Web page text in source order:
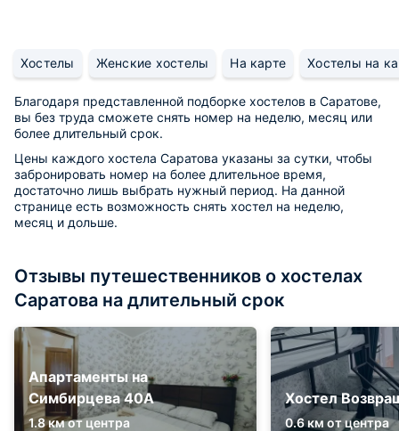
Хостелы Женские хостелы На карте Хостелы на
Благодаря представленной подборке хостелов в Саратове,
вы без труда сможете снять номер на неделю, месяц или
более длительный срок.
Цены каждого хостела Саратова указаны за сутки, чтобы
забронировать номер на более длительное время,
достаточно лишь выбрать нужный период. На данной
странице есть возможность снять хостел на неделю,
месяц и дольше.
Отзывы путешественников о хостелах
Саратова на длительный срок
Апартаменты на
Симбирцева 40А
1.8 км от центра
Хостел
0.6 км от центра